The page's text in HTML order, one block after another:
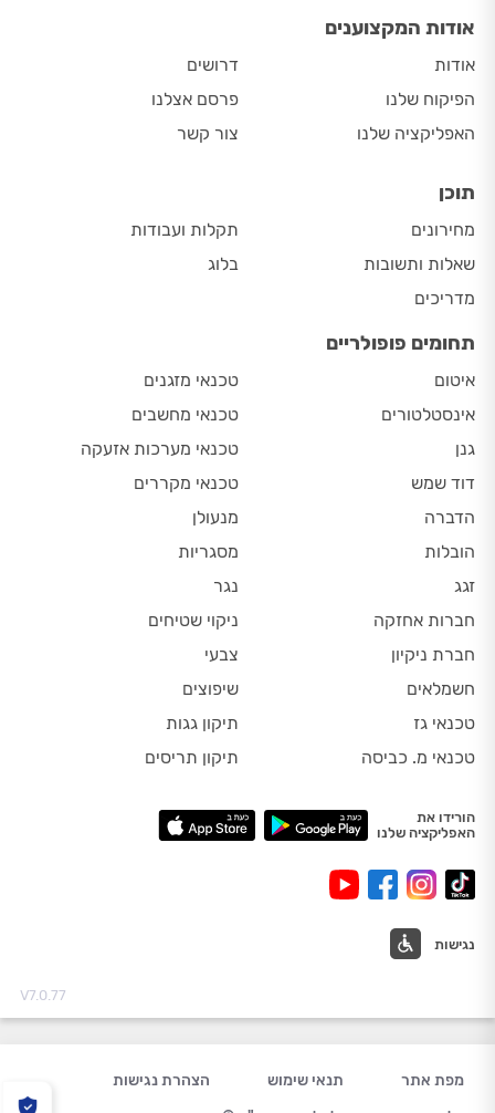
אודות המקצוענים
אודות
הפיקוח שלנו
האפליקציה שלנו
דרושים
פרסם אצלנו
צור קשר
תוכן
מחירונים
שאלות ותשובות
מדריכים
תקלות ועבודות
בלוג
תחומים פופולריים
איטום
אינסטלטורים
גנן
דוד שמש
הדברה
הובלות
זגג
חברות אחזקה
חברת ניקיון
חשמלאים
טכנאי גז
טכנאי מ. כביסה
טכנאי מזגנים
טכנאי מחשבים
טכנאי מערכות אזעקה
טכנאי מקררים
מנעולן
מסגריות
נגר
ניקוי שטיחים
צבעי
שיפוצים
תיקון גגות
תיקון תריסים
הורידו את
האפליקציה שלנו
נגישות
V7.0.77
מפת אתר תנאי שימוש
הצהרת נגישות